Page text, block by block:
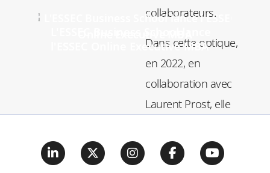
collaborateurs.
Dans cette optique,
en 2022, en
collaboration avec
Laurent Prost, elle
Academy, un
programme
l'ESSEC Online Executive MBA